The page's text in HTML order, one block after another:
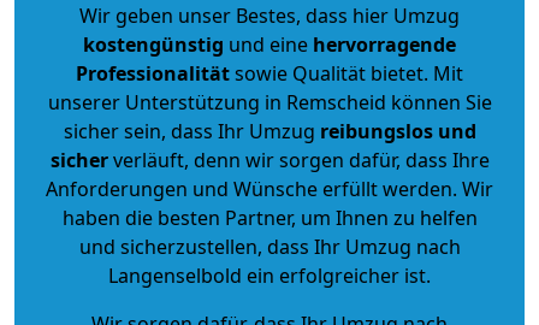
Wir geben unser Bestes, dass hier Umzug
kostengünstig und eine hervorragende
Professionalitätsowie Qualität bietet. Mit
unserer Unterstützung in Remscheid können Sie
sicher sein, dass Ihr Umzug reibungslos und
sicherverläuft, denn wir sorgen dafür, dass Ihre
Anforderungen und Wünsche erfüllt werden. Wir
haben die besten Partner, um Ihnen zu helfen
und sicherzustellen, dass Ihr Umzug nach
Langenselbold ein erfolgreicher ist.